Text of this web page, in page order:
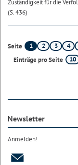
Zuständigkeit für die
(S. 436)
Seite 1 2 3 4
Einträge pro Seite
10
Newsletter
Anmelden!